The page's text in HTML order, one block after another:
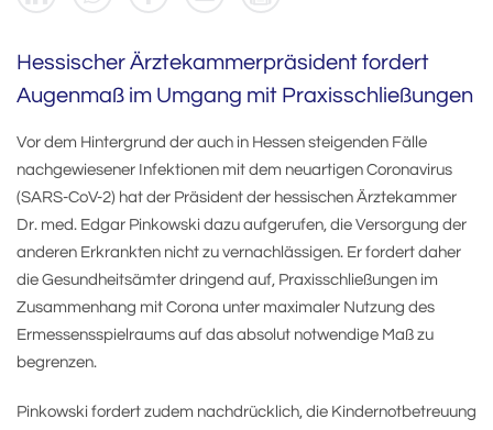
Hessischer Ärztekammerpräsident fordert
Augenmaß im Umgang mit Praxisschließungen
Vor dem Hintergrund der auch in Hessen steigenden Fälle
nachgewiesener Infektionen mit dem neuartigen Coronavirus
(SARS-CoV-2) hat der Präsident der hessischen Ärztekammer
Dr. med. Edgar Pinkowski dazu aufgerufen, die Versorgung der
anderen Erkrankten nicht zu vernachlässigen. Er fordert daher
die Gesundheitsämter dringend auf, Praxisschließungen im
Zusammenhang mit Corona unter maximaler Nutzung des
Ermessensspielraums auf das absolut notwendige Maß zu
begrenzen.
Pinkowski fordert zudem nachdrücklich, die Kindernotbetreuung